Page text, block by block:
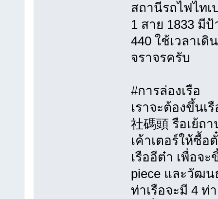
สถานีรถไฟไท
1 สาย 1833 มี
440 ใช้เวลาเ
จราจรครับ
#การล่องเรือ
เราจะต้องขึ้นเ
社碼頭 รือเย้ถ
เค้าเตอร์ให้ซื้อ
เรืออีต๋า เพื่อจ
piece และวัฒน
ท่าเรือจะมี 4 ท่